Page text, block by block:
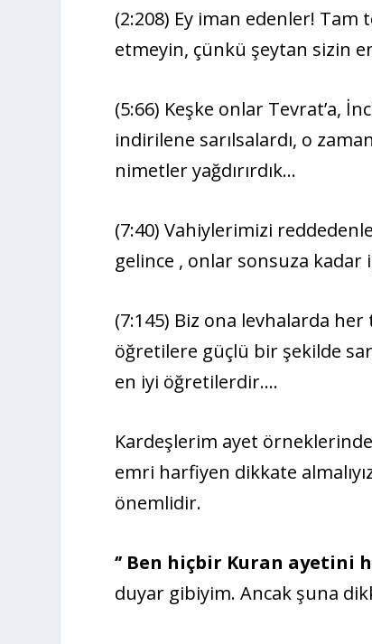
(2:208) Ey iman edenler! Tam
etmeyin, çünkü şeytan sizin en
(5:66) Keşke onlar Tevrat’a,
indirilene sarılsalardı, o
nimetler yağdırırdık…
(7:40) Vahiylerimizi
gelince , onlar sonsuza kadar
(7:145) Biz ona levhalarda her
öğretilere güçlü bir şekilde
en iyi öğretilerdir….
Kardeşlerim ayet örneklerinde
emri harfiyen dikkate
önemlidir.
‘’ Ben hiçbir Kuran ayetini
duyar gibiyim. Ancak şuna